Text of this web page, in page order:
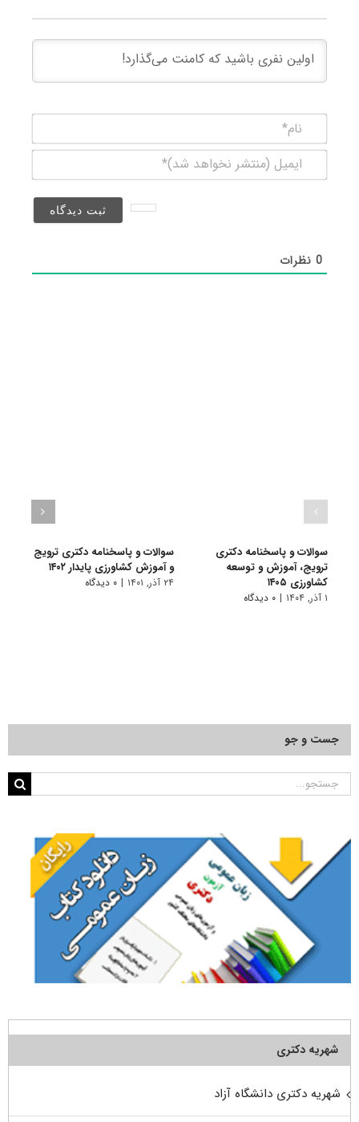
(منتشر
0نظرات
سوالات و پاسخنامه دکتری
ترویج، آموزش و توسعه
کشاورزی ۱۴۰۵
۱ آذر, ۱۴۰۴ | ۰ دیدگاه
سوالات و پاسخنامه دکتری ترویج
و آموزش کشاورزی پایدار ۱۴۰۲
۲۴ آذر, ۱۴۰۱ | ۰ دیدگاه
جست و جو
جستجو
شهریه دکتری
شهریه دکتری دانشگاه آزاد